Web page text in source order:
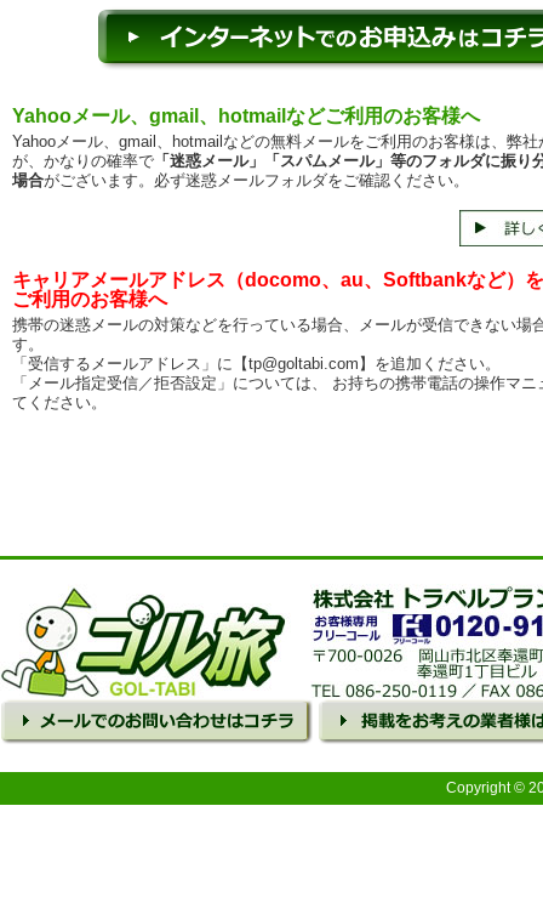
Yahooメール、gmail、hotmailなどご利用のお客様へ
Yahooメール、gmail、hotmailなどの無料メールをご利用のお客様は、弊
が、かなりの確率で 「迷惑メール」「スパムメール」等のフォルダに振り
場合がございます。必ず迷惑メールフォルダをご確認ください。
キャリアメールアドレス（docomo、au、Softbankなど）を
ご利用のお客様へ
携帯の迷惑メールの対策などを行っている場合、メールが受信できない場
す。
「受信するメールアドレス」に【tp@goltabi.com】を追加ください。
「メール指定受信／拒否設定」については、 お持ちの携帯電話の操作マ
てください。
Copyright ©